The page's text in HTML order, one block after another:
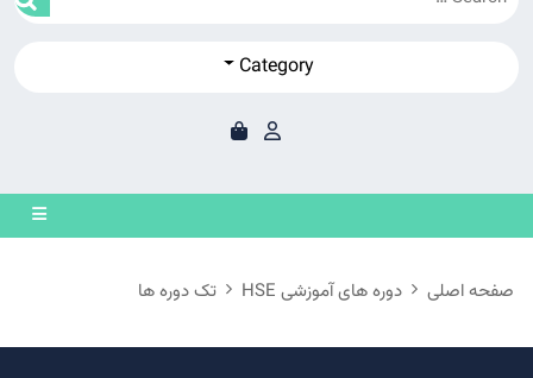
Category
صفحه اصلی دوره های آموزشی HSE تک دوره ها